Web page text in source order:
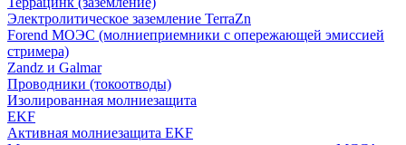
Электролитическое заземление TerraZn
Forend МОЭС (молниеприемники с опережающей эмиссией
стримера)
Zandz и Galmar
Проводники (токоотводы)
Изолированная молниезащита
EKF
Активная молниезащита EKF